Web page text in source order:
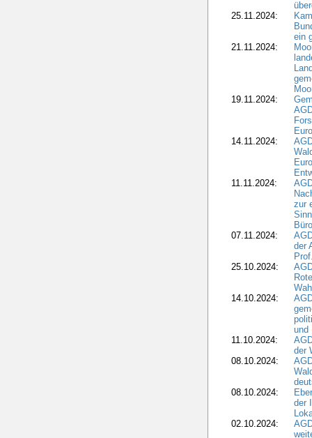
25.11.2024:
ein
21.11.2024:
19.11.2024:
14.11.2024:
11.11.2024:
zur
07.11.2024:
der
25.10.2024:
14.10.2024:
und
11.10.2024:
der
08.10.2024:
08.10.2024:
der
02.10.2024: